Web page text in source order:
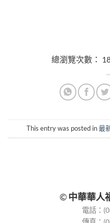
總瀏覽次數：
This entry was posted in最
©中華華人
電話：